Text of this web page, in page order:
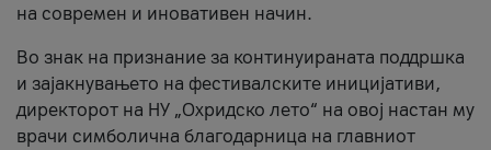
на современ и иновативен начин.
Во знак на признание за континуираната поддршка
и зајакнувањето на фестивалските иницијативи,
директорот на НУ „Охридско лето“ на овој настан му
врачи симболична благодарница на главниот